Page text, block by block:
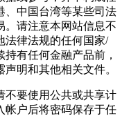
、中国台湾等某些司法
。请注意本网站信息不
法律法规的任何国家/
有任何金融产品前，
明和其他相关文件。
不要使用公共或共享计
帐户后将密码保存于任